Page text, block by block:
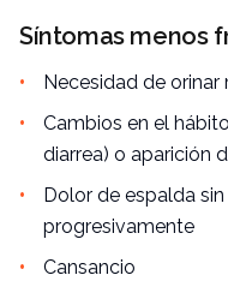
Síntomas menos
Necesidad de
Cambios en el
diarrea) o aparición
Dolor de espalda
progresivamente
Cansancio